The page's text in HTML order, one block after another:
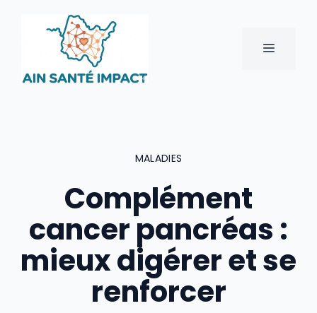
MENU
MALADIES
Complément
cancer pancréas :
mieux digérer et se
renforcer